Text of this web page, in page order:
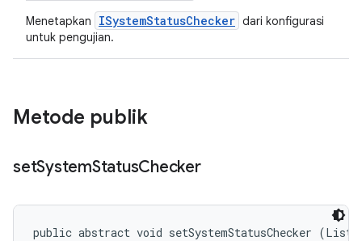
Menetapkan ISystemStatusChecker dari konfigurasi
untuk pengujian.
Metode publik
setSystemStatusChecker
public abstract void setSystemStatusChecker (List<